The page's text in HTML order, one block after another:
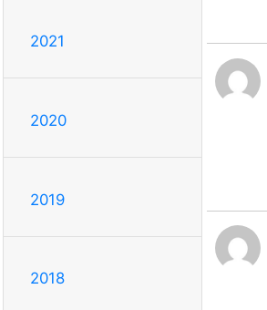
2021
2020
2019
2018